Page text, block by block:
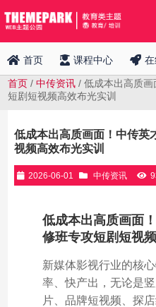
首页 课程中心 在
首页 /中传资讯 / 低成本出高质
短剧短视频高效布光实训
低成本出高质画面！中传英
视频高效布光实训
2026-06-01 中传资讯
低成本出高质画面
修班专攻短剧短视
新媒体影视行业的核
率、快产出，无论是
片、品牌短视频、探